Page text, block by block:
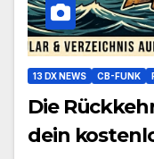
13 DX NEWS CB-FUNK
Die
dein